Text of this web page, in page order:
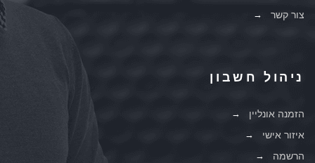
צור קשר
ניהול חשבון
הזמנה אונליין
איזור אישי
הרשמה